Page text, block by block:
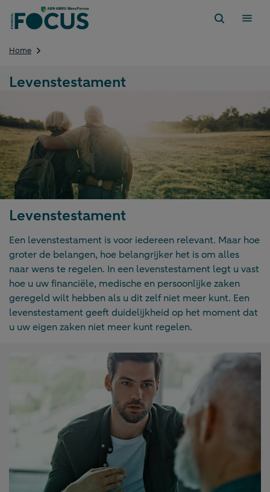
naar
Home
Levenstestament
Levenstestament
Een levenstestament is voor iedereen relevant. Maar hoe
groter de belangen, hoe belangrijker het is om alles
naar wens te regelen. In een levenstestament legt u vast
hoe u uw financiële, medische en persoonlijke zaken
geregeld wilt hebben als u dit zelf niet meer kunt. Een
levenstestament geeft duidelijkheid op het moment dat
u uw eigen zaken niet meer kunt regelen.